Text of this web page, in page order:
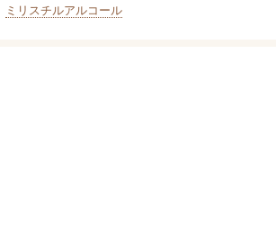
ミリスチルアルコール